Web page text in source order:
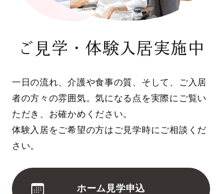
ご見学・体験入居実施中
一日の流れ、介護や食事の質、そして、ご入居
者の方々の雰囲気。気になる点を実際にご覧い
ただき、お確かめください。
体験入居をご希望の方はご見学時にご相談くだ
さい。
ホーム見学申込